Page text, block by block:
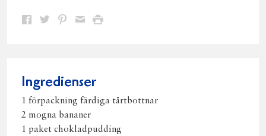
Dela Dela Dela DelaSkriv
Ingredienser
1 förpackning färdiga tårtbottnar
2 mogna bananer
1 paket chokladpudding